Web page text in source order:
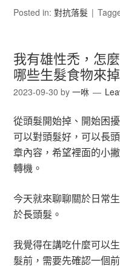
Posted in:對抗落髮
我有雄性禿，怎
哪些生髮食物來
2023-09-30 by一咻
從頭髮開始掉、開始困
可以對頭髮好，可以長
章內容，希望裡面的小
轉機。
今天就來聊聊關於日常
於長頭髮。
我覺得在講吃什麼可以
髮前，需要先確認一個